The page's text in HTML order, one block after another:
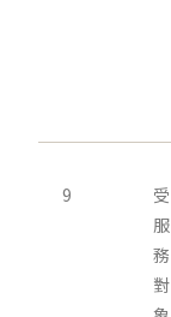
9
受
服
務
對